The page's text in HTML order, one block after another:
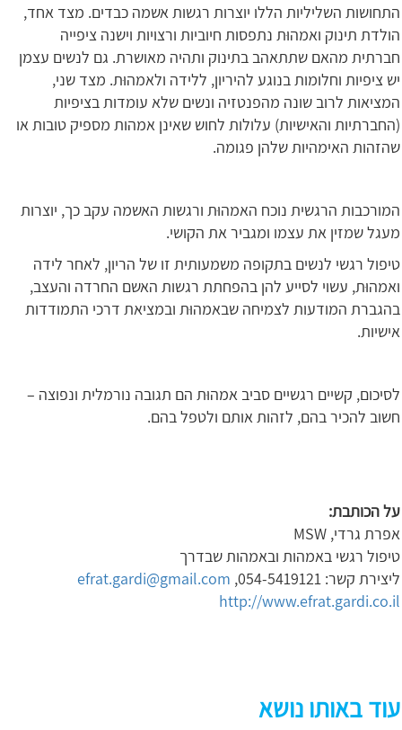
התחושות השליליות הללו יוצרות רגשות אשמה כבדים. מצד אחד,
הולדת תינוק ואמהוּת נתפסות חיוביות ורצויות וישנה ציפייה
חברתית מהאם שתתאהב בתינוק ותהיה מאושרת. גם לנשים עצמן
יש ציפיות וחלומות בנוגע להיריון, ללידה ולאמהוּת. מצד שני,
המציאות לרוב שונה מהפנטזיה ונשים שלא עומדות בציפיות
(החברתיות והאישיות) עלולות לחוש שאינן אמהות מספיק טובות או
שהזהות האימהיות שלהן פגומה.
המורכבות הרגשית נוכח האמהוּת ורגשות האשמה עקב כך, יוצרות
מעגל שמזין את עצמו ומגביר את הקושי.
טיפול רגשי לנשים בתקופה משמעותית זו של הריון, לאחר לידה
ואמהוּת, עשוי לסייע להן בהפחתת רגשות האשם החרדה והעצב,
בהגברת המודעות לצמיחה שבאמהוּת ובמציאת דרכי התמודדות
אישיות.
לסיכום, קשיים רגשיים סביב אמהוּת הם תגובה נורמלית ונפוצה –
חשוב להכיר בהם, לזהות אותם ולטפל בהם.
על הכותבת:
אפרת גרדי, MSW
טיפול רגשי באמהות ובאמהות שבדרך
ליצירת קשר: 054-5419121,
efrat.gardi@gmail.com
http://www.efrat.gardi.co.il
עוד באותו נושא